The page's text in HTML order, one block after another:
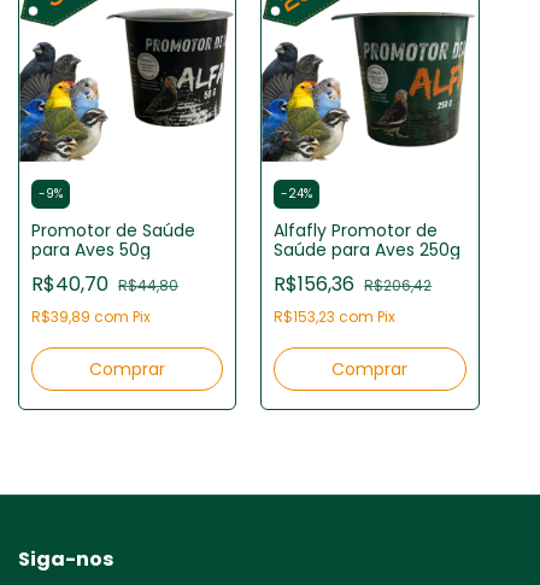
-9%
Promotor de Saúde
para Aves 50g
R$40,70 R$44,80
R$39,89 com Pix
-24%
Alfafly Promotor de
Saúde para Aves 250g
R$156,36 R$206,42
R$153,23com Pix
Siga-nos